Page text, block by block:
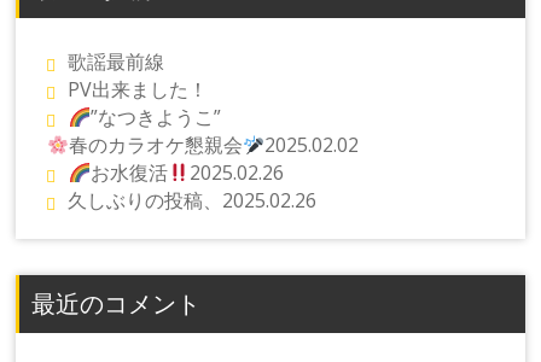
歌謡最前線
PV出来ました！
”なつきようこ”
春のカラオケ懇親会
2025.02.02
お水復活
2025.02.26
久しぶりの投稿、2025.02.26
最近のコメント